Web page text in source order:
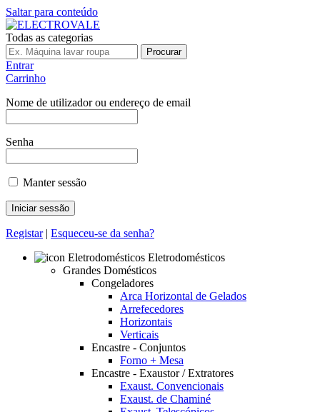
Saltar para conteúdo
Todas as categorias
Procurar
Entrar
Carrinho
Nome de utilizador ou endereço de email
Senha
Manter sessão
Registar| Esqueceu-se da senha?
Eletrodomésticos
Grandes Domésticos
Congeladores
Arca Horizontal de Gelados
Arrefecedores
Horizontais
Verticais
Encastre - Conjuntos
Forno + Mesa
Encastre - Exaustor / Extratores
Exaust. Convencionais
Exaust. de Chaminé